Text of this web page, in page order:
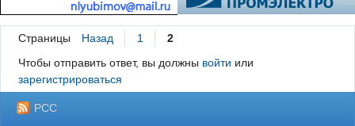
Страницы Назад 1
2
Чтобы отправить ответ, вы должны войти или
зарегистрироваться
РСС